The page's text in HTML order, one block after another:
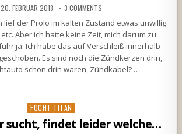
20. FEBRUAR 2018 3 COMMENTS
lief der Prolo im kalten Zustand etwas unwillig.
Aber ich hatte keine Zeit, mich darum zu
ja. Ich habe das auf Verschleiß innerhalb
Es sind noch die Zündkerzen drin,
schon drin waren, Zündkabel? …
Posted
in
FOCHT TITAN
sucht, findet leider welche…